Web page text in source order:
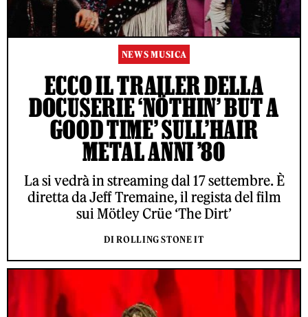
NEWS MUSICA
ECCO IL TRAILER DELLA
DOCUSERIE ‘NÖTHIN’ BUT A
GOOD TIME’ SULL’HAIR
METAL ANNI ’80
La si vedrà in streaming dal 17 settembre. È
diretta da Jeff Tremaine, il regista del film
sui Mötley Crüe ‘The Dirt’
DI ROLLING STONE IT